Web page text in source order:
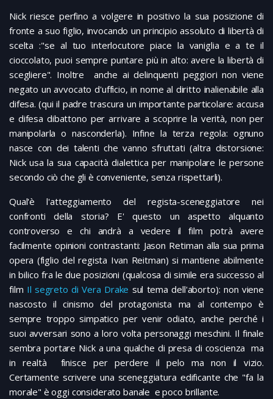
Nick riesce perfino a volgere in positivo la sua posizione di
fronte a suo figlio, invocando un principio assoluto di libertà di
scelta :"se al tuo interlocutore piace la vaniglia e a te il
cioccolato, puoi sempre puntare più in alto: avere la libertà di
scegliere". Inoltre anche ai delinquenti peggiori non viene
negato un avvocato d'ufficio, in nome al diritto inalienabile alla
difesa. (qui il padre trascura un importante particolare: accusa
e difesa dibattono per arrivare a scoprire la verità, non per
manipolarla o nasconderla). Infine la terza regola: ognuno
nasce con dei talenti che vanno sfruttati (altra distorsione:
Nick usa la sua capacità dialettica per manipolare le persone
secondo ciò che gli è conveniente, senza rispettarli).
Qual'è l'atteggiamento del regista-sceneggiatore nei
confronti della storia? E' questo un aspetto alquanto
controverso e chi andrà a vedere il film potrà avere
facilmente opinioni contrastanti: Jason Retiman alla sua prima
opera (figlio del regista Ivan Reitman) si mantiene abilmente
in bilico fra le due posizioni (qualcosa di simile era successo al
film Il segreto di Vera Drake sul tema dell'aborto): non viene
nascosto il cinismo del protagonista ma al contempo è
sempre troppo simpatico per venir odiato, anche perché i
suoi avversari sono a loro volta personaggi meschini. Il finale
sembra portare Nick a una qualche di presa di coscienza ma
in realtà finisce per perdere il pelo ma non il vizio.
Certamente scrivere una sceneggiatura edificante che "fa la
morale" è oggi considerato banale e poco brillante.